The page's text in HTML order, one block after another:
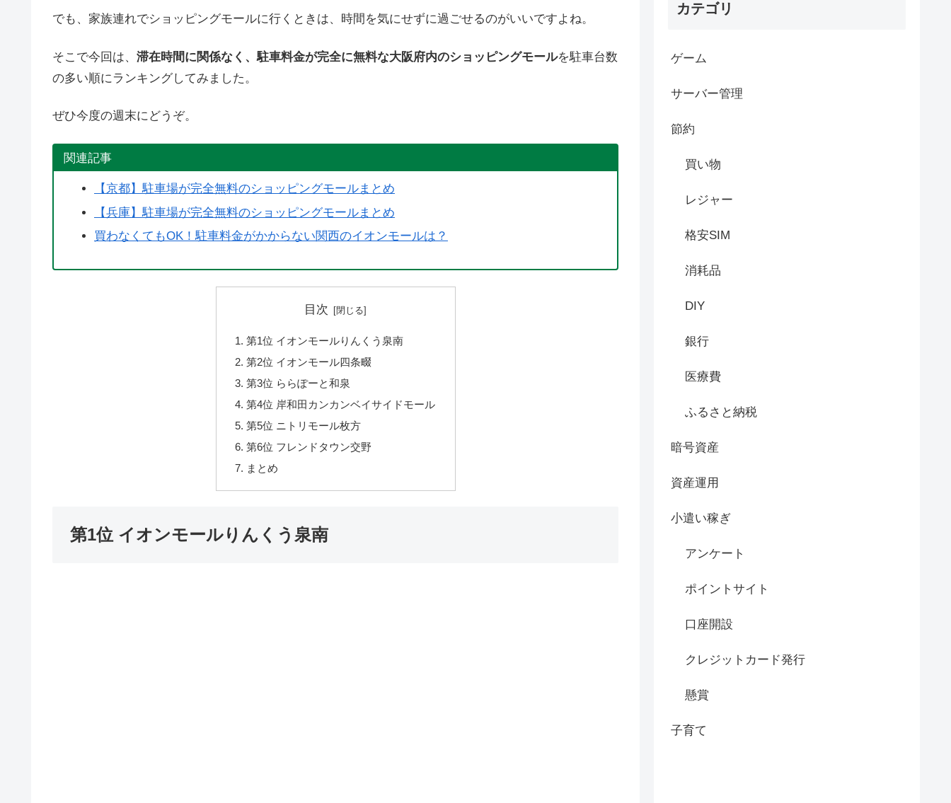
でも、家族連れでショッピングモールに行くときは、時間を気にせずに過ごせるのがいいですよね。
そこで今回は、 滞在時間に関係なく、駐車料金が完全に無料な大阪府内のショッピングモールを駐車台数
の多い順にランキングしてみました。
ぜひ今度の週末にどうぞ。
関連記事
【京都】駐車場が完全無料のショッピングモールまとめ
【兵庫】駐車場が完全無料のショッピングモールまとめ
買わなくてもOK！駐車料金がかからない関西のイオンモールは？
目次
第1位 イオンモールりんくう泉南
第2位 イオンモール四条畷
第3位 ららぽーと和泉
第4位 岸和田カンカンベイサイドモール
第5位 ニトリモール枚方
第6位 フレンドタウン交野
まとめ
第1位 イオンモールりんくう泉南
カテゴリ
ゲーム
サーバー管理
節約
買い物
レジャー
格安SIM
消耗品
DIY
銀行
医療費
ふるさと納税
暗号資産
資産運用
小遣い稼ぎ
アンケート
ポイントサイト
口座開設
クレジットカード発行
懸賞
子育て